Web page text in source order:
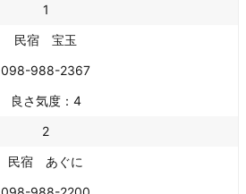
1
民宿 宝玉
098-988-2367
良さ気度：4
2
民宿 あぐに